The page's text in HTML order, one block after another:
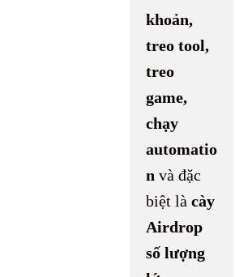
khoản,
treo tool,
treo
game,
chạy
automatio
n và đặc
biệt là cày
Airdrop
số lượng